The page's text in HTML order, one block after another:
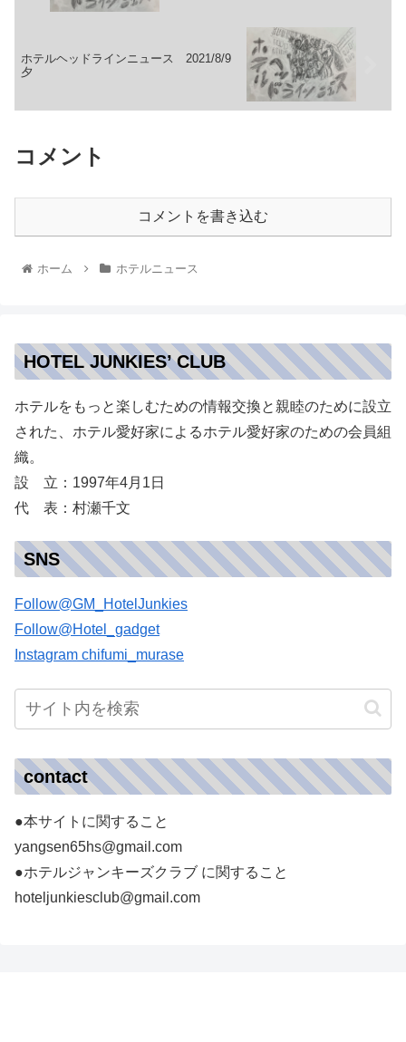
ホテルヘッドラインニュース 2021/8/9
夕
コメント
コメントを書き込む
ホーム ホテルニュース
HOTEL JUNKIES’ CLUB
ホテルをもっと楽しむための情報交換と親睦のために設立
された、ホテル愛好家によるホテル愛好家のための会員組
織。
設 立：1997年4月1日
代 表：村瀬千文
SNS
Follow@GM_HotelJunkies
Follow@Hotel_gadget
Instagram chifumi_murase
contact
●本サイトに関すること
yangsen65hs@gmail.com
●ホテルジャンキーズクラブ に関すること
hoteljunkiesclub@gmail.com